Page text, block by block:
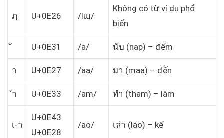
ฦ U+0E26 /lɯ/
Không có từ ví dụ phổ
biến
U+0E31 /a/ นับ (nap) – đếm
า U+0E27 /aa/ มา (maa) – đến
ำ U+0E33 /am/ ทำ (tham) – làm
เ-า
U+0E43
U+0E28
/ao/ เล่า (lao) – kể